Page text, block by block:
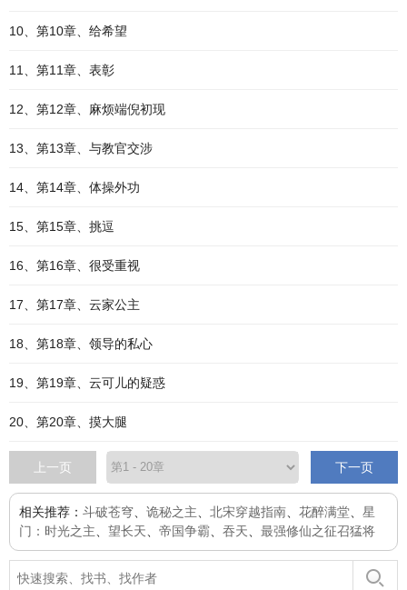
10、第10章、给希望
11、第11章、表彰
12、第12章、麻烦端倪初现
13、第13章、与教官交涉
14、第14章、体操外功
15、第15章、挑逗
16、第16章、很受重视
17、第17章、云家公主
18、第18章、领导的私心
19、第19章、云可儿的疑惑
20、第20章、摸大腿
上一页 下一页
相关推荐： 斗破苍穹 诡秘之主 北宋穿越指南 花醉满堂
星
门：时光之主
望长天 帝国争霸 吞天 最强修仙之征召猛将